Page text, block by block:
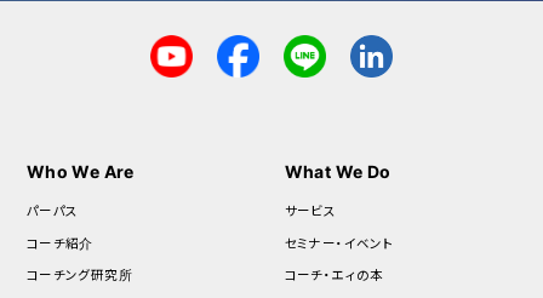
Who We Are
パーパス
コーチ紹介
コーチング研究所
What We Do
サービス
セミナー・イベント
コーチ・エィの本